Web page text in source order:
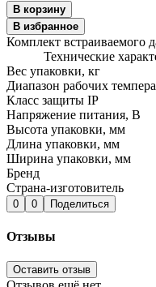
В корзину
В избранное
Комплект встраиваемого
Технические
Вес упаковки, кг
Диапазон рабочих
Класс защиты IP
Напряжение питания, В
Высота упаковки, мм
Длина упаковки, мм
Ширина упаковки, мм
Бренд
Страна-изготовитель
0 0 Поделиться
Отзывы
Оставить отзыв